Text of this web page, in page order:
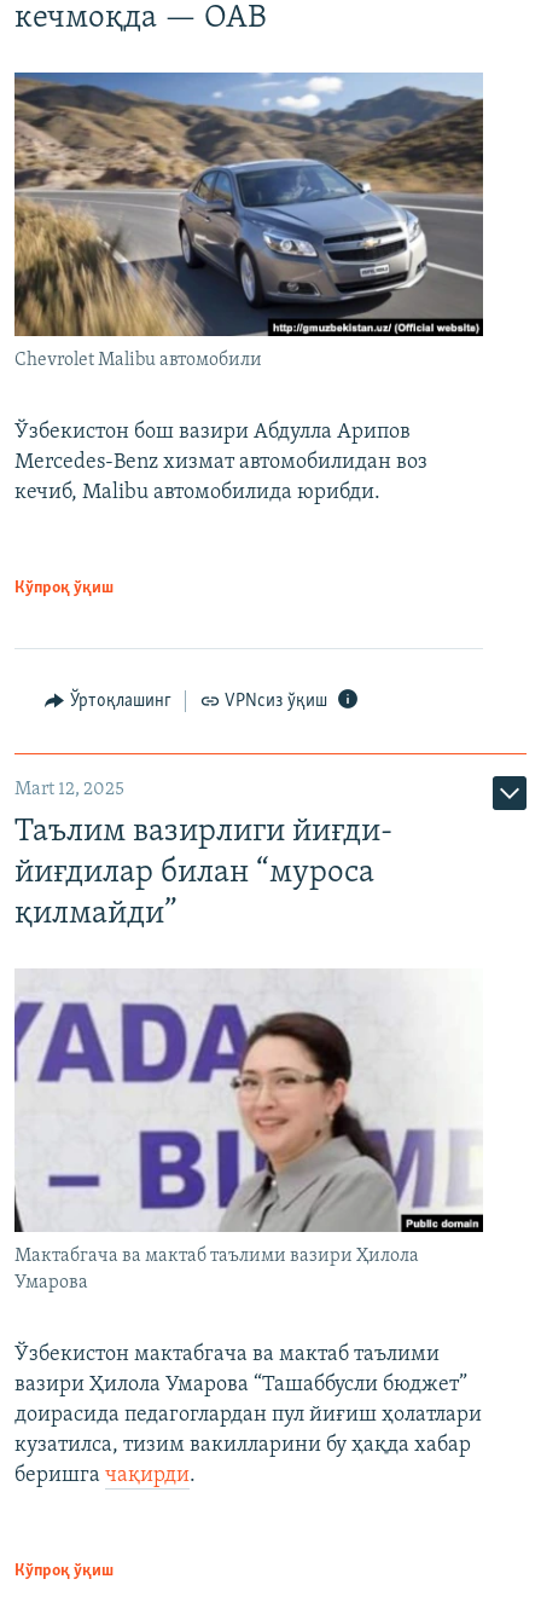
кечмоқда — ОАВ
Chevrolet Malibu автомобили
Ўзбекистон бош вазири Абдулла Арипов
Mercedes-Benz хизмат автомобилидан воз
кечиб, Malibu автомобилида юрибди.
Кўпроқ ўқиш
Ўртоқлашинг VPNсиз ўқиш
Mart 12, 2025
Таълим вазирлиги йиғди-
йиғдилар билан “муроса
қилмайди”
Мактабгача ва мактаб таълими вазири Ҳилола
Умарова
Ўзбекистон мактабгача ва мактаб таълими
вазири Ҳилола Умарова “Ташаббусли бюджет”
доирасида педагоглардан пул йиғиш ҳолатлари
кузатилса, тизим вакилларини бу ҳақда хабар
беришга чақирди.
Кўпроқ ўқиш